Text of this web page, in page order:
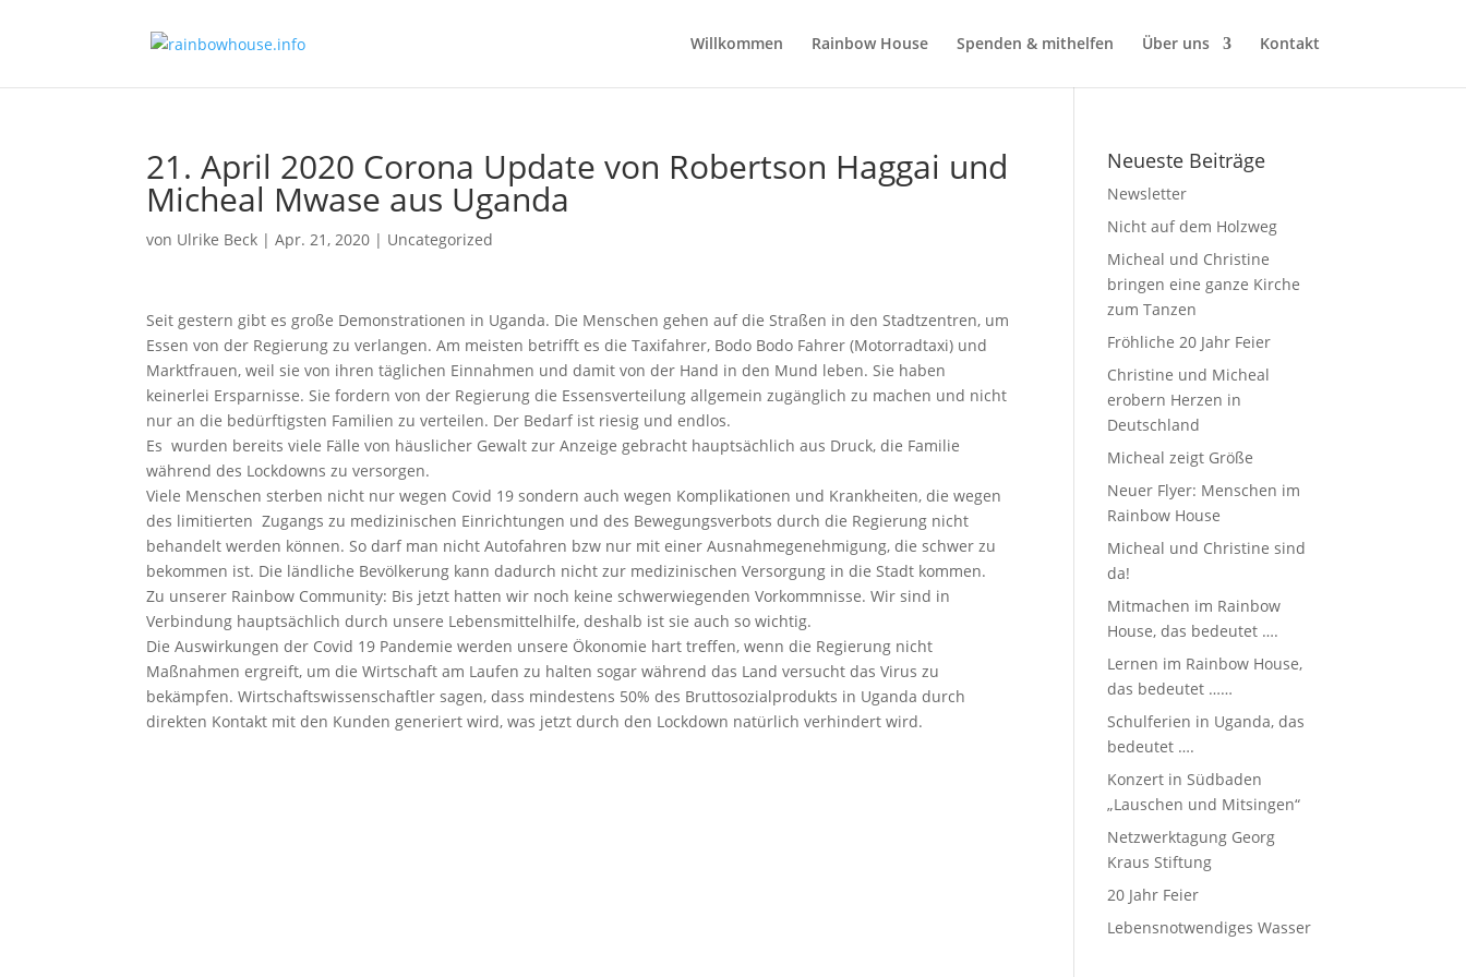
Willkommen Rainbow House Spenden & mithelfen Über uns Kontakt
21. April 2020 Corona Update von Robertson Haggai und
Micheal Mwase aus Uganda
von Ulrike Beck |Apr. 21, 2020 | Uncategorized
Seit gestern gibt es große Demonstrationen in Uganda. Die Menschen gehen auf die Straßen in den Stadtzentren, um
Essen von der Regierung zu verlangen. Am meisten betrifft es die Taxifahrer, Bodo Bodo Fahrer (Motorradtaxi) und
Marktfrauen, weil sie von ihren täglichen Einnahmen und damit von der Hand in den Mund leben. Sie haben
keinerlei Ersparnisse. Sie fordern von der Regierung die Essensverteilung allgemein zugänglich zu machen und nicht
nur an die bedürftigsten Familien zu verteilen. Der Bedarf ist riesig und endlos.
Es wurden bereits viele Fälle von häuslicher Gewalt zur Anzeige gebracht hauptsächlich aus Druck, die Familie
während des Lockdowns zu versorgen.
Viele Menschen sterben nicht nur wegen Covid 19 sondern auch wegen Komplikationen und Krankheiten, die wegen
des limitierten Zugangs zu medizinischen Einrichtungen und des Bewegungsverbots durch die Regierung nicht
behandelt werden können. So darf man nicht Autofahren bzw nur mit einer Ausnahmegenehmigung, die schwer zu
bekommen ist. Die ländliche Bevölkerung kann dadurch nicht zur medizinischen Versorgung in die Stadt kommen.
Zu unserer Rainbow Community: Bis jetzt hatten wir noch keine schwerwiegenden Vorkommnisse. Wir sind in
Verbindung hauptsächlich durch unsere Lebensmittelhilfe, deshalb ist sie auch so wichtig.
Die Auswirkungen der Covid 19 Pandemie werden unsere Ökonomie hart treffen, wenn die Regierung nicht
Maßnahmen ergreift, um die Wirtschaft am Laufen zu halten sogar während das Land versucht das Virus zu
bekämpfen. Wirtschaftswissenschaftler sagen, dass mindestens 50% des Bruttosozialprodukts in Uganda durch
direkten Kontakt mit den Kunden generiert wird, was jetzt durch den Lockdown natürlich verhindert wird.
Neueste Beiträge
Newsletter
Nicht auf dem Holzweg
Micheal und Christine
bringen eine ganze Kirche
zum Tanzen
Fröhliche 20 Jahr Feier
Christine und Micheal
erobern Herzen in
Deutschland
Micheal zeigt Größe
Neuer Flyer: Menschen im
Rainbow House
Micheal und Christine sind
da!
Mitmachen im Rainbow
House, das bedeutet ….
Lernen im Rainbow House,
das bedeutet ……
Schulferien in Uganda, das
bedeutet ….
Konzert in Südbaden
„Lauschen und Mitsingen“
Netzwerktagung Georg
Kraus Stiftung
20 Jahr Feier
Lebensnotwendiges Wasser